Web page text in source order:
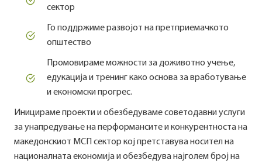
сектор
Го поддржиме развојот на претприемачкото
општество
Промовираме можности за доживотно учење,
едукација и тренинг како основа за вработување
и економски прогрес.
Иницираме проекти и обезбедуваме советодавни услуги
за унапредување на перформансите и конкурентноста на
македонскиот МСП сектор кој претставува носител на
националната економија и обезбедува најголем број на